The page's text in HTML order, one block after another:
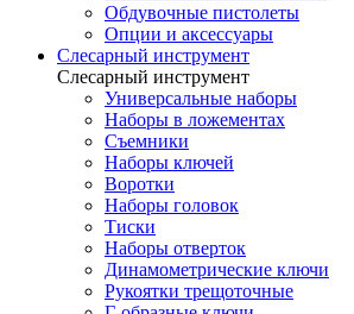
Обдувочные пистолеты
Опции и аксессуары
Слесарный инструмент
Слесарный инструмент
Универсальные наборы
Наборы в ложементах
Съемники
Наборы ключей
Воротки
Наборы головок
Тиски
Наборы отверток
Динамометрические ключи
Рукоятки трещоточные